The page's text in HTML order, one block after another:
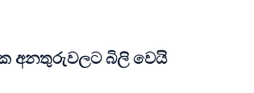
අනතුරුවලට බිලි වෙයි